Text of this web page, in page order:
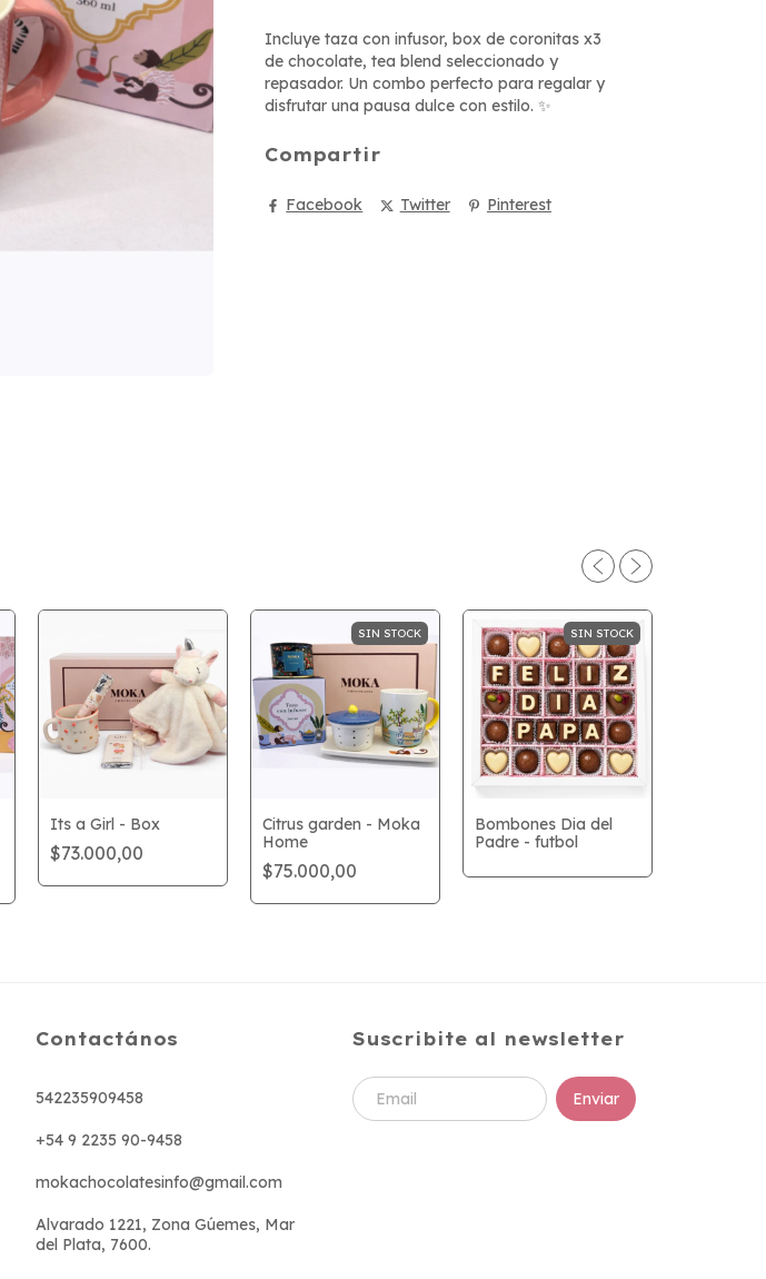
Incluye taza con infusor, box de coronitas x3
de chocolate, tea blend seleccionado y
repasador. Un combo perfecto para regalar y
disfrutar una pausa dulce con estilo. ✨
Compartir
Facebook Twitter Pinterest
Its a Girl - Box
$73.000,00
SIN STOCK
Citrus garden - Moka
Home
$75.000,00
SIN STOCK
Bombones Dia del
Padre - futbol
Contactános
542235909458
+54 9 2235 90-9458
mokachocolatesinfo@gmail.com
Alvarado 1221, Zona Gúemes, Mar
del Plata, 7600.
Suscribite al newsletter